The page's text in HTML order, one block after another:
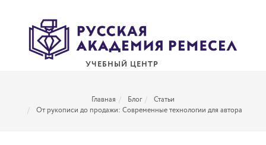
УЧЕБНЫЙ ЦЕНТР
Главная Блог
Статьи
От рукописи до продажи: Современные технологии для автора